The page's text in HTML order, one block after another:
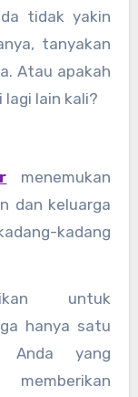
tidak yakin
tanyakan
Atau apakah
lagi lain kali?
menemukan
dan keluarga
kadang
untuk
hanya satu
Anda yang